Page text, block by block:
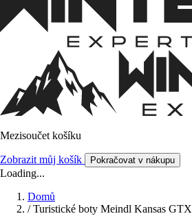
Mezisoučet košíku
Zobrazit můj košík Pokračovat v nákupu
Loading...
Domů
/ Turistické boty Meindl Kansas GTX